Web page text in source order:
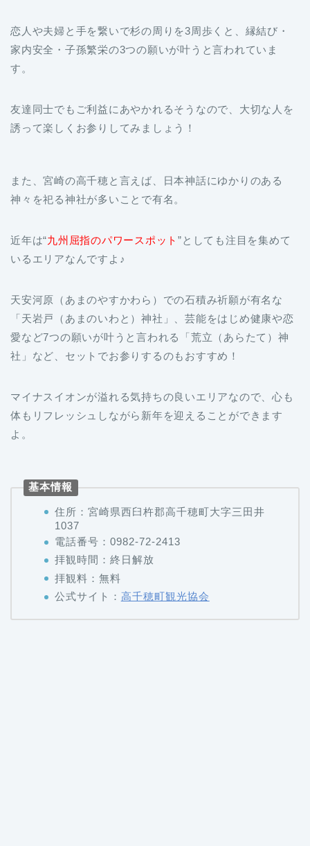
恋人や夫婦と手を繋いで杉の周りを3周歩くと、縁結び・
家内安全・子孫繁栄の3つの願いが叶うと言われていま
す。
友達同士でもご利益にあやかれるそうなので、大切な人を
誘って楽しくお参りしてみましょう！
また、宮崎の高千穂と言えば、日本神話にゆかりのある
神々を祀る神社が多いことで有名。
近年は“九州屈指のパワースポット”としても注目を集めて
いるエリアなんですよ♪
天安河原（あまのやすかわら）での石積み祈願が有名な
「天岩戸（あまのいわと）神社」、芸能をはじめ健康や恋
愛など7つの願いが叶うと言われる「荒立（あらたて）神
社」など、セットでお参りするのもおすすめ！
マイナスイオンが溢れる気持ちの良いエリアなので、心も
体もリフレッシュしながら新年を迎えることができます
よ。
基本情報
住所：宮崎県西臼杵郡高千穂町大字三田井
1037
電話番号：0982-72-2413
拝観時間：終日解放
拝観料：無料
公式サイト： 高千穂町観光協会